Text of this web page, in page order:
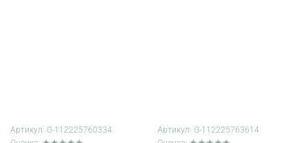
Артикул: G-112225760334
Артикул: G-112225763614